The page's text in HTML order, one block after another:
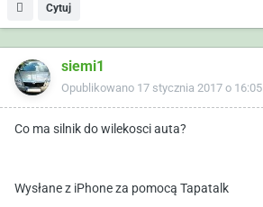
Cytuj
siemi1
Opublikowano 17 stycznia 2017 o 16:05
Co ma silnik do wilekosci auta?
Wysłane z iPhone za pomocą Tapatalk